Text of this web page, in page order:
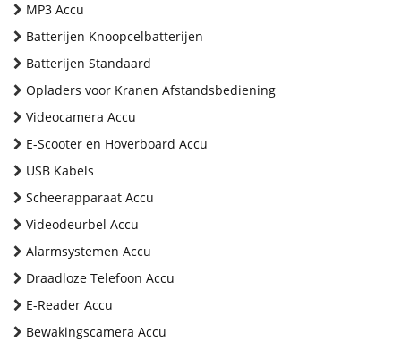
MP3 Accu
Batterijen Knoopcelbatterijen
Batterijen Standaard
Opladers voor Kranen Afstandsbediening
Videocamera Accu
E-Scooter en Hoverboard Accu
USB Kabels
Scheerapparaat Accu
Videodeurbel Accu
Alarmsystemen Accu
Draadloze Telefoon Accu
E-Reader Accu
Bewakingscamera Accu